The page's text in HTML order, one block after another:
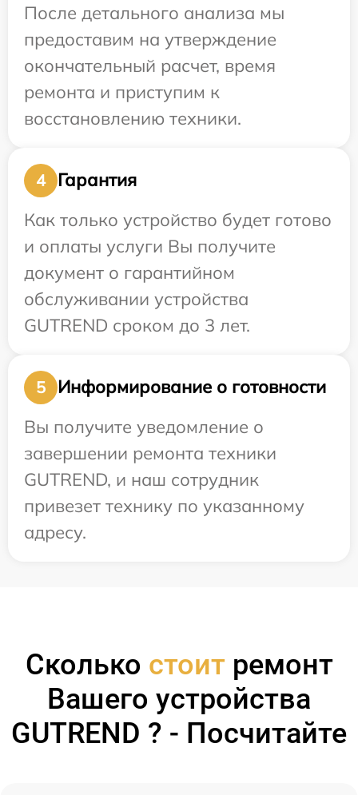
После детального анализа мы
предоставим на утверждение
окончательный расчет, время
ремонта и приступим к
восстановлению техники.
4
Гарантия
Как только устройство будет готово
и оплаты услуги Вы получите
документ о гарантийном
обслуживании устройства
GUTREND сроком до 3 лет.
5
Информирование о готовности
Вы получите уведомление о
завершении ремонта техники
GUTREND, и наш сотрудник
привезет технику по указанному
адресу.
Сколько стоитремонт
Вашего устройства
GUTREND ? - Посчитайте